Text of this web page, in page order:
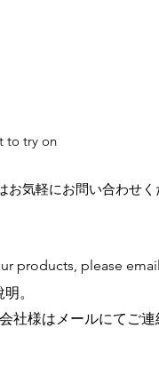
to try on
気軽にお問い合わせく
products, please
。
様はメールにてご連